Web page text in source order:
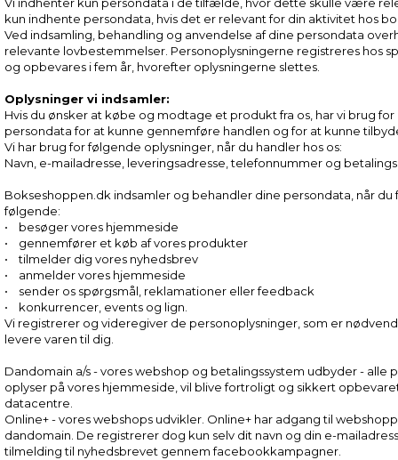
Vi indhenter kun persondata i de tilfælde, hvor dette skulle være
kun indhente persondata, hvis det er relevant for din aktivitet hos
Ved indsamling, behandling og anvendelse af dine persondata
relevante lovbestemmelser. Personoplysningerne registreres hos
og opbevares i fem år, hvorefter oplysningerne slettes.
Oplysninger vi indsamler:
Hvis du ønsker at købe og modtage et produkt fra os, har vi brug for
persondata for at kunne gennemføre handlen og for at kunne
Vi har brug for følgende oplysninger, når du handler hos os:
Navn, e-mailadresse, leveringsadresse, telefonnummer og
Bokseshoppen.dk indsamler og behandler dine persondata, når
følgende:
• besøger vores hjemmeside
• gennemfører et køb af vores produkter
• tilmelder dig vores nyhedsbrev
• anmelder vores hjemmeside
• sender os spørgsmål, reklamationer eller feedback
• konkurrencer, events og lign.
Vi registrerer og videregiver de personoplysninger, som er
levere varen til dig.
Dandomain a/s - vores webshop og betalingssystem udbyder - alle
oplyser på vores hjemmeside, vil blive fortroligt og sikkert
datacentre.
Online+ - vores webshops udvikler. Online+ har adgang til
dandomain. De registrerer dog kun selv dit navn og din e-
tilmelding til nyhedsbrevet gennem facebookkampagner.